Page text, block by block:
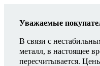
Уважаемые
В связи с
металл, в настоящее
пересчитывается.